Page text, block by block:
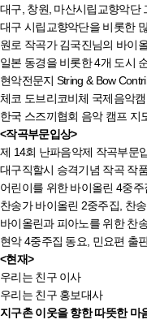
대구, 창원, 마산시립교향악단
대구 시립교향악단을 비롯한
원로 작곡가 김국진님의 바이
일본 동경을 비롯한 4개 도시
현악전문지 String & Bow
체코 도브리코비체 국제음악
한국 스즈끼협회 음악 캠프 지
<작곡부문입상>
제 14회 난파음악제 작곡부문
대구직할시 승격기념 작곡 작
어린이를 위한 바이올린 4중주
찬송가 바이올린 2중주집, 찬
바이올린과 피아노를 위한 찬
현악 4중주집 동요, 민요편 출
<현재>
우리는 친구 이사
우리는 친구 홍보대사
지구촌 이웃을 향한 따뜻한 마